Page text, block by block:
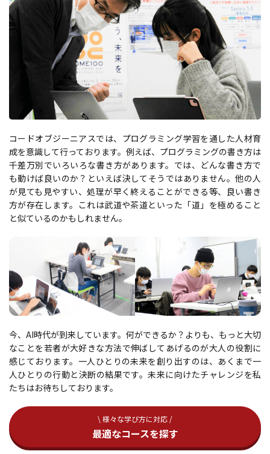
コードオブジーニアスでは、プログラミング学習を通した人材育
成を意識して行っております。例えば、プログラミングの書き方は
千差万別でいろいろな書き方があります。では、どんな書き方で
も動けば良いのか？といえば決してそうではありません。他の人
が見ても見やすい、処理が早く終えることができる等、良い書き
方が存在します。これは武道や茶道といった「道」を極めること
と似ているのかもしれません。
今、AI時代が到来しています。何ができるか？よりも、もっと大切
なことを若者が大好きな方法で伸ばしてあげるのが大人の役割に
感じております。一人ひとりの未来を創り出すのは、あくまで一
人ひとりの行動と決断の結果です。未来に向けたチャレンジを私
たちはお待ちしております。
\ 様々な学び方に対応 /
最適なコースを探す